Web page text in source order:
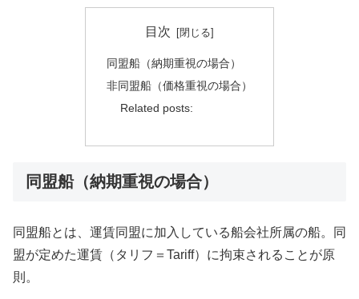
目次
同盟船（納期重視の場合）
非同盟船（価格重視の場合）
Related posts:
同盟船（納期重視の場合）
同盟船とは、運賃同盟に加入している船会社所属の船。同
盟が定めた運賃（タリフ＝Tariff）に拘束されることが原
則。